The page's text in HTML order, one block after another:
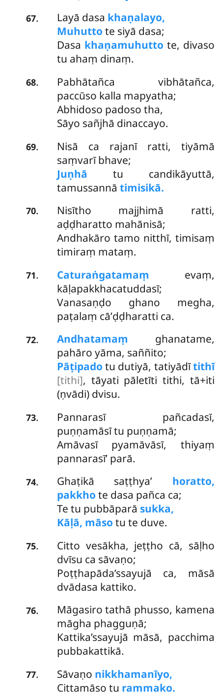
67. Layā dasa khaṇalayo,
Muhutto te siyā dasa;
Dasa khaṇamuhutto te, divaso
tu ahaṃ dinaṃ.
68.
Pabhātañca vibhātañca,
paccūso kalla mapyatha;
Abhidoso padoso tha,
Sāyo sañjhā dinaccayo.
69.
Nisā ca rajanī ratti, tiyāmā
saṃvarī bhave;
Juṇhā tu candikāyuttā,
tamussannā timisikā.
70.
Nisītho majjhimā ratti,
aḍḍharatto mahānisā;
Andhakāro tamo nitthī, timisaṃ
timiraṃ mataṃ.
71. Caturaṅgatamaṃ evaṃ,
kāḷapakkhacatuddasī;
Vanasaṇḍo ghano megha,
paṭalaṃ cā’ḍḍharatti ca.
72. Andhatamaṃ
ghanatame,
pahāro yāma, saññito;
Pāṭipado tu dutiyā, tatiyādītithī
[tithi], tāyati pāletīti tithi, tā+iti
(ṇvādi) dvisu.
73.
Pannarasī pañcadasī,
puṇṇamāsī tu puṇṇamā;
Amāvasī pyamāvāsī, thiyaṃ
pannarasī’ parā.
74. Ghaṭikā saṭṭhya’ horatto,
pakkho te dasa pañca ca;
Te tu pubbāparā sukka,
Kāḷā, māso tu te duve.
75.
Citto vesākha, jeṭṭho cā, sāḷho
dvīsu ca sāvaṇo;
Poṭṭhapāda’ssayujā ca, māsā
dvādasa kattiko.
76.
Māgasiro tathā phusso, kamena
māgha phagguṇā;
Kattika’ssayujā māsā, pacchima
pubbakattikā.
77. Sāvaṇo nikkhamanīyo,
Cittamāso tu rammako.